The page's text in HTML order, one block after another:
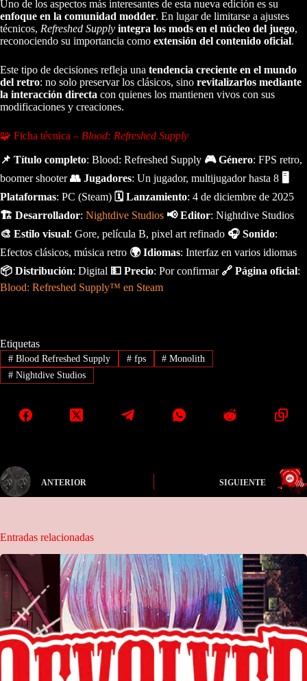
Uno de los aspectos más interesantes de esta nueva edición es su
enfoque en la comunidad modder. En lugar de limitarse a ajustes
técnicos, Refreshed Supply integra los mods en el núcleo del juego,
reconociendo su importancia como extensión del contenido oficial.
Este tipo de decisiones refleja una tendencia creciente en el mundo
del retro: no solo preservar los clásicos, sino revitalizarlos mediante
la interacción directa con quienes los mantienen vivos con sus
modificaciones y creaciones.
🧩 Ficha técnica – Blood: Refreshed Supply
📌 Título completo: Blood: Refreshed Supply 🎮 Género: FPS retro,
boomer shooter👥 Jugadores: Un jugador, multijugador hasta 8 🖥️
Plataformas: PC (Steam) 🗓️ Lanzamiento: 4 de diciembre de 2025
🏗️ Desarrollador: Nightdive Studios 📢 Editor: Nightdive Studios
🎨 Estilo visual: Gore, película B, pixel art refinado 🎧 Sonido:
Efectos clásicos, música retro 🌍 Idiomas: Interfaz en varios idiomas
📦 Distribución: Digital 💵 Precio: Por confirmar 🔗 Página oficial:
Blood: Refreshed Supply™ en Steam
Etiquetas
#Blood Refreshed Supply #fps # Monolith
#Nightdive Studios
ANTERIOR SIGUIENTE
Entradas relacionadas